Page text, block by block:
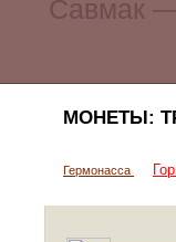
МОНЕТЫ:
Гермонасса